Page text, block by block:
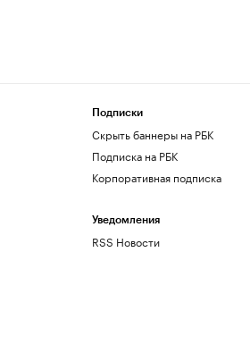
Подписки
Скрыть баннеры на РБК
Подписка на РБК
Корпоративная подписка
Уведомления
RSS Новости